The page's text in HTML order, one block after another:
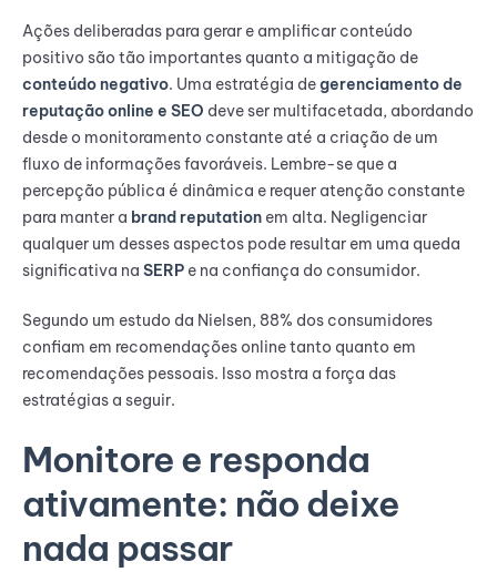
Ações deliberadas para gerar e amplificar conteúdo
positivo são tão importantes quanto a mitigação de
conteúdo negativo. Uma estratégia degerenciamento de
reputação online e SEO deve ser multifacetada, abordando
desde o monitoramento constante até a criação de um
fluxo de informações favoráveis. Lembre-se que a
percepção pública é dinâmica e requer atenção constante
para manter a brand reputation em alta. Negligenciar
qualquer um desses aspectos pode resultar em uma queda
significativa na SERP e na confiança do consumidor.
Segundo um estudo da Nielsen, 88% dos consumidores
confiam em recomendações online tanto quanto em
recomendações pessoais. Isso mostra a força das
estratégias a seguir.
Monitore e responda
ativamente: não deixe
nada passar